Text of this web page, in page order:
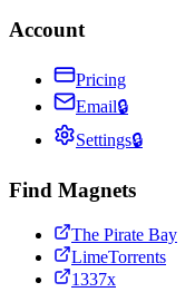
Account
Pricing
Email🔒
Settings🔒
Find Magnets
The Pirate Bay
LimeTorrents
1337x